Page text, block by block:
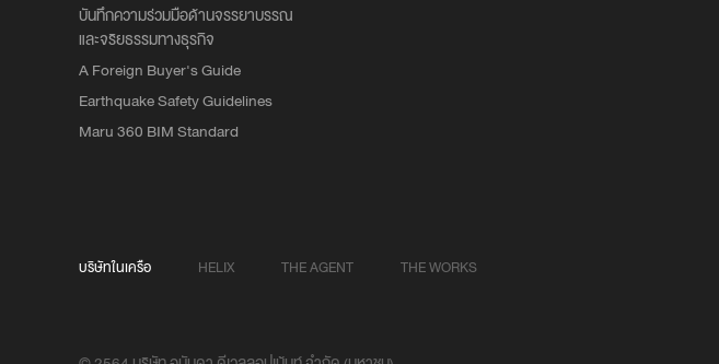
บันทึกความร่วมมือด้านจรรยาบรรณ
และจริยธรรมทางธุรกิจ
A Foreign Buyer's Guide
Earthquake Safety Guidelines
Maru 360 BIM Standard
บริษัทในเครือ HELIX THE AGENT THE WORKS